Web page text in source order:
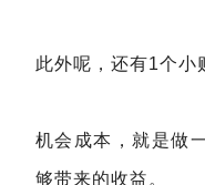
此外呢，还有1个小
机会成本，就是做
够带来的收益。